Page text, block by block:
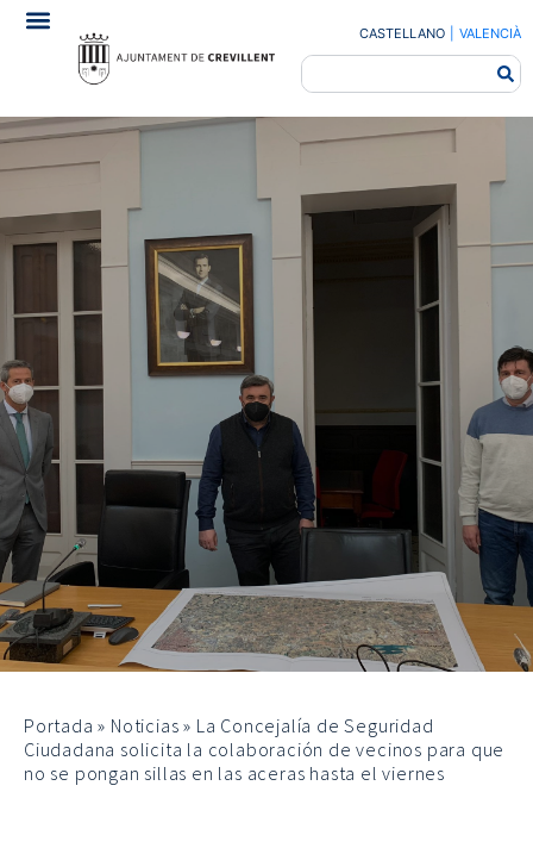
CASTELLANO VALENCIÀ
Portada » Noticias » La Concejalía de Seguridad
Ciudadana solicita la colaboración de vecinos para que
no se pongan sillas en las aceras hasta el viernes